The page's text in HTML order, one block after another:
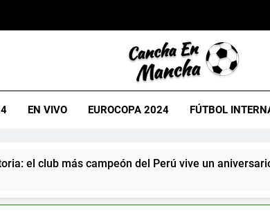
EN VIVO EUROCOPA 2024 FÚTBOL
el club más campeón del Perú vive un aniversario